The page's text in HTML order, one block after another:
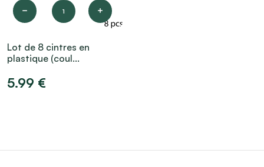
1
Lot de 8 cintres en
plastique (coul...
5.99 €